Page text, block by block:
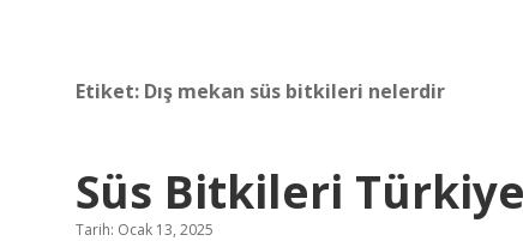
Etiket: Dış mekan süs bitkileri nelerdir
Süs Bitkileri
Tarih: Ocak 13, 2025